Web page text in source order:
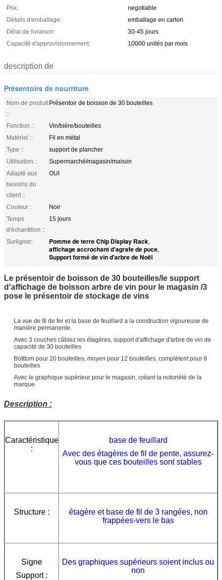
Prix:
negotiable
Détails d'emballage:
emballage en carton
Délai de livraison:
30-45 jours
Capacité d'approvisionnement:
10000 unités par mois
description de
Présentoirs de nourriture
Nom de produit
::
Présentoir de boisson de 30 bouteilles
Fonction ::
Vin/bière/bouteilles
Matériel ::
Fil en métal
Type ::
support de plancher
Utilisation ::
Supermarché/magasin/maison
Adapté aux
besoins du
client ::
OUI
Couleur ::
Noir
Temps
d'échantillon ::
15 jours
Surligner: Pomme de terre Chip Display Rack,
affichage accrochant d'agrafe de puce,
Support formé de vin d'arbre de Noël
Le présentoir de boisson de 30 bouteilles/le support
d'affichage de boisson arbre de vin pour le magasin /3
pose le présentoir de stockage de vins
La vue de fil de fer et la base de feuillard a la construction vigoureuse de
manière permanente.
Avec 3 couches câblez les étagères, support d'affichage d'arbre de vin de
capacité de 30 bouteilles
Botttom pour 20 bouteilles, moyen pour 12 bouteilles, complètent pour 8
bouteilles
Avec le graphique supérieur pour le magasin, créant la notoriété de la
marque.
Description :
Caractéristique
:
base de feuillard
Avec des étagères de fil de pente, assurez-
vous que ces bouteilles sont stables
Structure : étagère et base de fil de 3 rangées, non
frappées-vers le bas
Signe
Support :
Des graphiques supérieurs soient inclus ou
non